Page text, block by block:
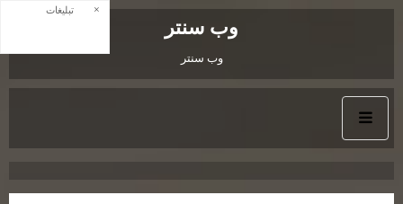
وب سنتر
وب سنتر
تبلیغات ×